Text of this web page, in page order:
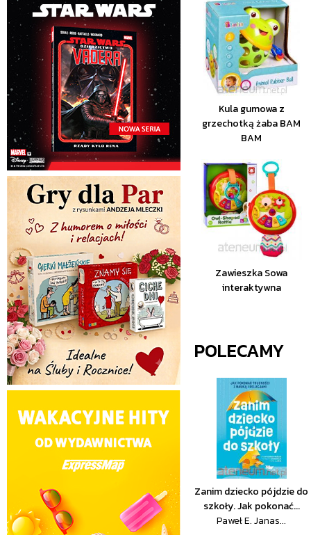
Kula gumowa z
grzechotką żaba BAM
BAM
Zawieszka Sowa
interaktywna
POLECAMY
Zanim dziecko pójdzie do
szkoły. Jak pokonać...
Paweł E. Janas...